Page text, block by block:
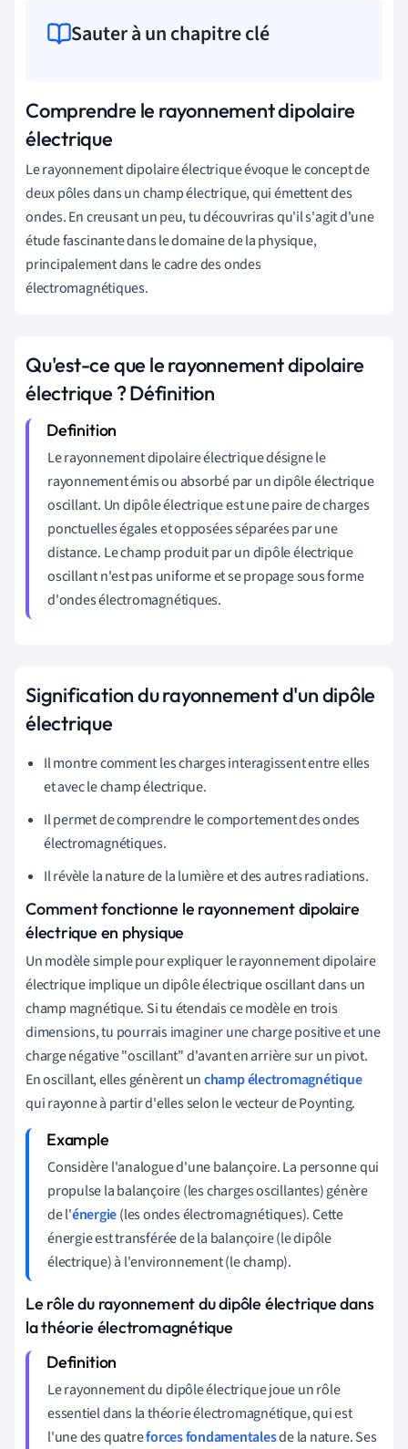
Sauter à un chapitre clé
Comprendre le rayonnement dipolaire
électrique
Le rayonnement dipolaire électrique évoque le concept de
deux pôles dans un champ électrique, qui émettent des
ondes. En creusant un peu, tu découvriras qu'il s'agit d'une
étude fascinante dans le domaine de la physique,
principalement dans le cadre des ondes
électromagnétiques.
Qu'est-ce que le rayonnement dipolaire
électrique ? Définition
Le rayonnement dipolaire électrique désigne le
rayonnement émis ou absorbé par un dipôle électrique
oscillant. Un dipôle électrique est une paire de charges
ponctuelles égales et opposées séparées par une
distance. Le champ produit par un dipôle électrique
oscillant n'est pas uniforme et se propage sous forme
d'ondes électromagnétiques.
Signification du rayonnement d'un dipôle
électrique
Il montre comment les charges interagissent entre elles
et avec le champ électrique.
Il permet de comprendre le comportement des ondes
électromagnétiques.
Il révèle la nature de la lumière et des autres radiations.
Comment fonctionne le rayonnement dipolaire
électrique en physique
Un modèle simple pour expliquer le rayonnement dipolaire
électrique implique un dipôle électrique oscillant dans un
champ magnétique. Si tu étendais ce modèle en trois
dimensions, tu pourrais imaginer une charge positive et une
charge négative "oscillant" d'avant en arrière sur un pivot.
En oscillant, elles génèrent unchamp électromagnétique
qui rayonne à partir d'elles selon le vecteur de Poynting.
Considère l'analogue d'une balançoire. La personne qui
propulse la balançoire (les charges oscillantes) génère
de l'énergie(les ondes électromagnétiques). Cette
énergie est transférée de la balançoire (le dipôle
électrique) à l'environnement (le champ).
Le rôle du rayonnement du dipôle électrique dans
la théorie électromagnétique
Le rayonnement du dipôle électrique joue un rôle
essentiel dans la théorie électromagnétique, qui est
l'une des quatreforces fondamentalesde la nature. Ses